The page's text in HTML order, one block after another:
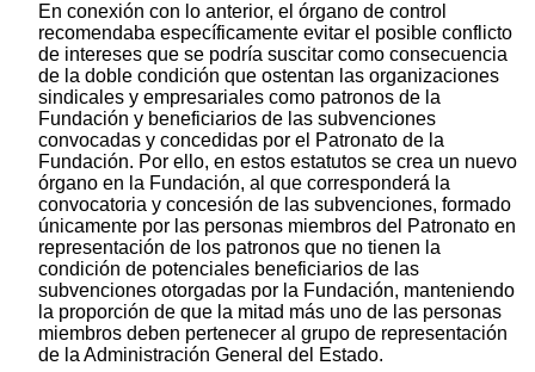
En conexión con lo anterior, el órgano de control
recomendaba específicamente evitar el posible conflicto
de intereses que se podría suscitar como consecuencia
de la doble condición que ostentan las organizaciones
sindicales y empresariales como patronos de la
Fundación y beneficiarios de las subvenciones
convocadas y concedidas por el Patronato de la
Fundación. Por ello, en estos estatutos se crea un nuevo
órgano en la Fundación, al que corresponderá la
convocatoria y concesión de las subvenciones, formado
únicamente por las personas miembros del Patronato en
representación de los patronos que no tienen la
condición de potenciales beneficiarios de las
subvenciones otorgadas por la Fundación, manteniendo
la proporción de que la mitad más uno de las personas
miembros deben pertenecer al grupo de representación
de la Administración General del Estado.